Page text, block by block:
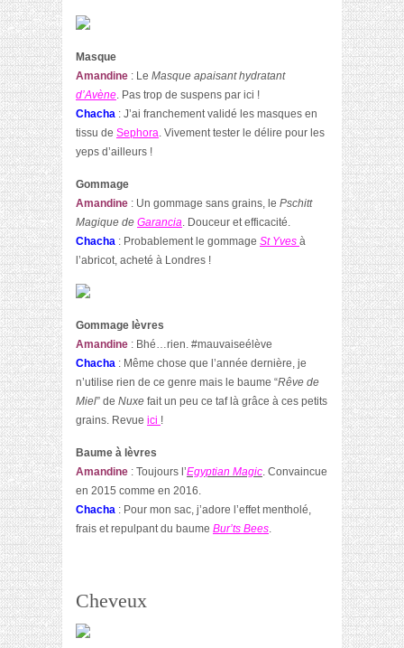
Masque
Amandine : Le Masque apaisant hydratant
d’Avène. Pas trop de suspens par ici !
Chacha : J’ai franchement validé les masques en
tissu de Sephora. Vivement tester le délire pour les
yeps d’ailleurs !
Gommage
Amandine : Un gommage sans grains, le Pschitt
Magique de Garancia. Douceur et efficacité.
Chacha : Probablement le gommage St Yves à
l’abricot, acheté à Londres !
Gommage lèvres
Amandine : Bhé…rien. #mauvaiseélève
Chacha : Même chose que l’année dernière, je
n’utilise rien de ce genre mais le baume “Rêve de
Miel” de Nuxe fait un peu ce taf là grâce à ces petits
grains. Revue ici !
Baume à lèvres
Amandine : Toujours l’Egyptian Magic. Convaincue
en 2015 comme en 2016.
Chacha : Pour mon sac, j’adore l’effet mentholé,
frais et repulpant du baume Bur’ts Bees.
Cheveux